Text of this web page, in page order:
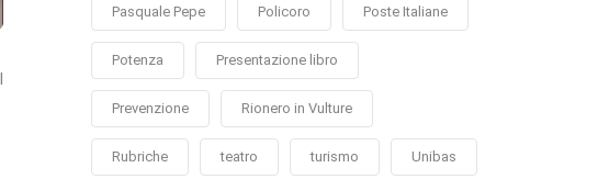
Pasquale Pepe Policoro Poste Italiane
Potenza Presentazione libro
Prevenzione Rionero in Vulture
Rubriche teatro turismo Unibas